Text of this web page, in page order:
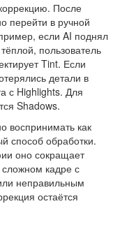
После
перейти в ручной
если AI поднял
пользователь
Tint. Если
детали в
с Highlights. Для
Shadows.
воспринимать как
способ обработки.
оно сокращает
сложном кадре с
неправильным
остаётся